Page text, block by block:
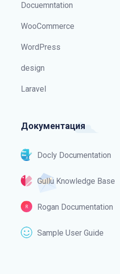
Docuemntation
WooCommerce
WordPress
design
Laravel
Документация
Docly Documentation
Gullu Knowledge Base
Rogan Documentation
Sample User Guide